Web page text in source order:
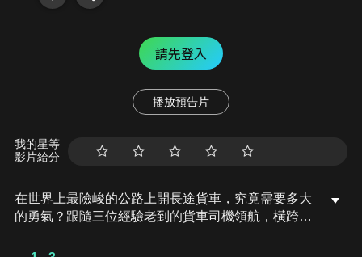
請先登入
播放預告片
我的星等
影片給分
在世界上最險峻的公路上開長途貨車，究竟需要多大
的勇氣？跟隨三位經驗老到的貨車司機領航，橫跨中
載著民生必需品，面對疲勞與極端氣候也不曾退縮。